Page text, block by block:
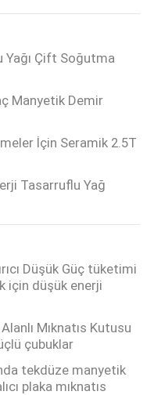
Yağı Çift Soğutma
Manyetik Demir
İçin Seramik 2.5T
Tasarruflu Yağ
Düşük Güç tüketimi
için düşük enerji
Mıknatıs Kutusu
çubuklar
tekdüze manyetik
plaka mıknatıs